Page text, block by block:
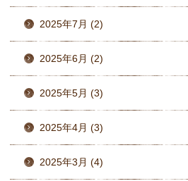
2025年7月 (2)
2025年6月 (2)
2025年5月 (3)
2025年4月 (3)
2025年3月 (4)